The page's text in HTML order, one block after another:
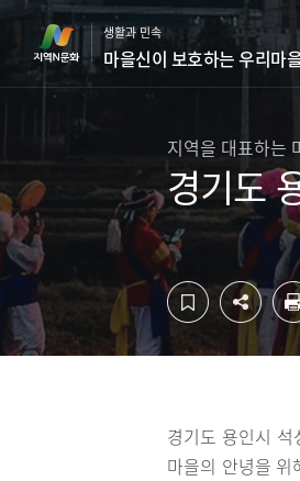
컨
영
가
기
하
역
기
생활과 민속
마을신이 보호하는 우리마
지역을 대표하는
경기도
경기도 용인시
마을의 안녕을